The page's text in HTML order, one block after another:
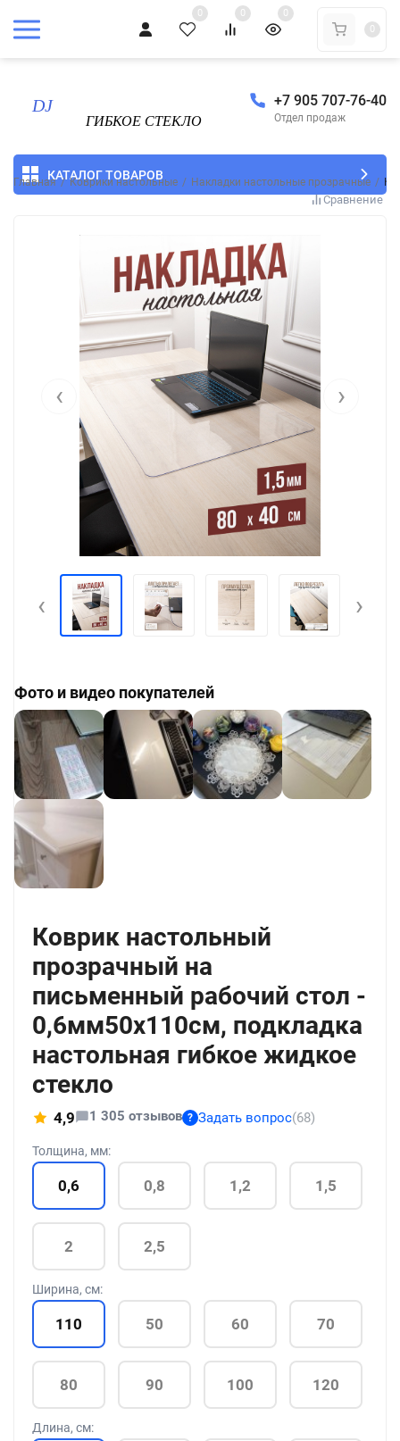
0 0
0
0
+7 905 707-76-40
Отдел продаж
КАТАЛОГ ТОВАРОВ
Главная / Коврики настольные / Накладки настольные прозрачные /
Сравнение
‹ ›
‹ ›
Фото и видео покупателей
Коврик настольный
прозрачный на
письменный рабочий стол -
0,6мм50x110см, подкладка
настольная гибкое жидкое
стекло
4,9 1 305 отзывов ? Задать вопрос(68)
Толщина, мм:
0,6 0,8 1,2 1,5
2 2,5
Ширина, см:
110 50 60 70
80 90 100 120
Длина, см: